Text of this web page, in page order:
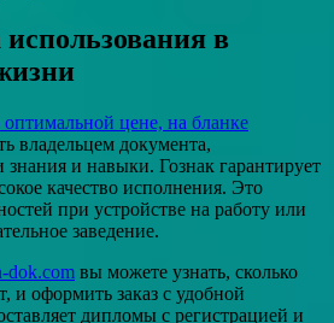
в
цене, на бланке
владельцем документа,
и навыки. Гознак гарантирует
качество исполнения. Это
при устройстве на работу или
заведение.
dok.com вы можете узнать, сколько
и оформить заказ с удобной
дипломы с регистрацией и